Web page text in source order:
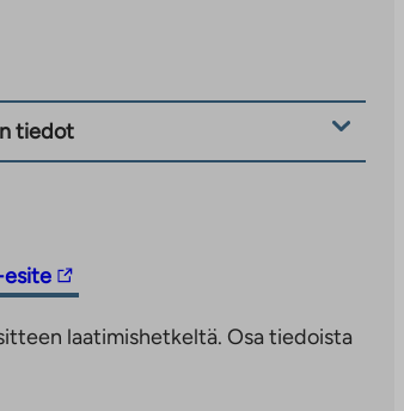
tiedot
esite
laatimishetkeltä. Osa tiedoista